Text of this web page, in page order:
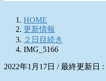
HOME
更新情報
２日目続き
IMG_5166
2022年1月17日 / 最終更新日 :